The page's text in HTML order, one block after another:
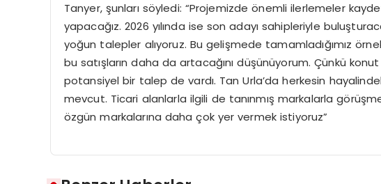
Tanyer, şunları söyledi: “Projemizde önemli ilerlemeler
yapacağız. 2026 yılında ise son adayı sahipleriyle
yoğun talepler alıyoruz. Bu gelişmede tamamladığımız
bu satışların daha da artacağını düşünüyorum. Çünkü
potansiyel bir talep de vardı. Tan Urla’da herkesin
mevcut. Ticari alanlarla ilgili de tanınmış markalarla
özgün markalarına daha çok yer vermek istiyoruz”